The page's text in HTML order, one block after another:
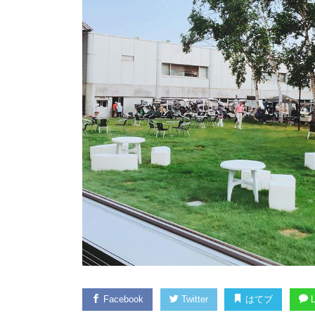
Facebook Twitter はてブ